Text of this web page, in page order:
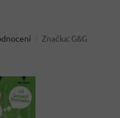
Značka: G&G